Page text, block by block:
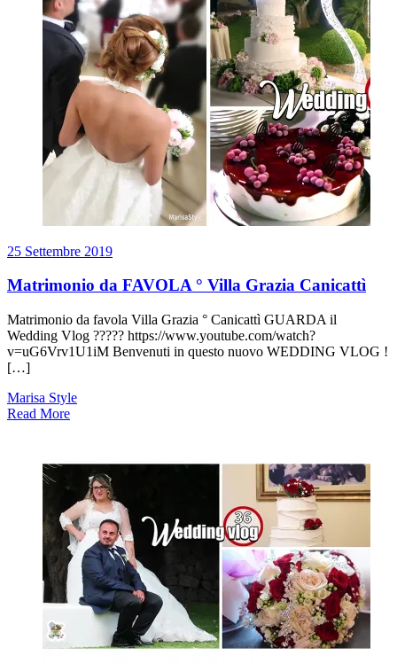
25 Settembre 2019
Matrimonio da FAVOLA ° Villa Grazia Canicattì
Matrimonio da favola Villa Grazia ° Canicattì GUARDA il
Wedding Vlog ????? https://www.youtube.com/watch?
v=uG6Vrv1U1iM Benvenuti in questo nuovo WEDDING VLOG !
[…]
Marisa Style
Read More